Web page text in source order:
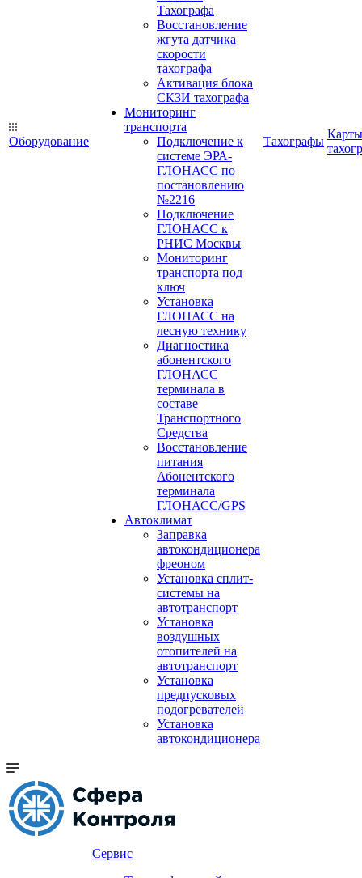
Оборудование
Тахографа
Восстановление
жгута датчика
скорости
тахографа
Активация блока
СКЗИ тахографа
Мониторинг
транспорта
Подключение к
системе ЭРА-
ГЛОНАСС по
постановлению
№2216
Подключение
ГЛОНАСС к
РНИС Москвы
Мониторинг
транспорта под
ключ
Установка
ГЛОНАСС на
лесную технику
Диагностика
абонентского
ГЛОНАСС
терминала в
составе
Транспортного
Средства
Восстановление
питания
Абонентского
терминала
ГЛОНАСС/GPS
Автоклимат
Заправка
автокондиционера
фреоном
Установка сплит-
системы на
автотранспорт
Установка
воздушных
отопителей на
автотранспорт
Установка
предпусковых
подогревателей
Установка
автокондиционера
Тахографы
Карты
Сервис